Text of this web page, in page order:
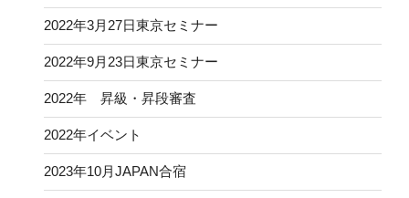
2022年3月27日東京セミナー
2022年9月23日東京セミナー
2022年 昇級・昇段審査
2022年イベント
2023年10月JAPAN合宿